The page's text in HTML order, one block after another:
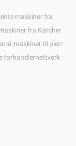
maskiner fra
fra Kärcher
maskiner til plen
forhandlernettverk